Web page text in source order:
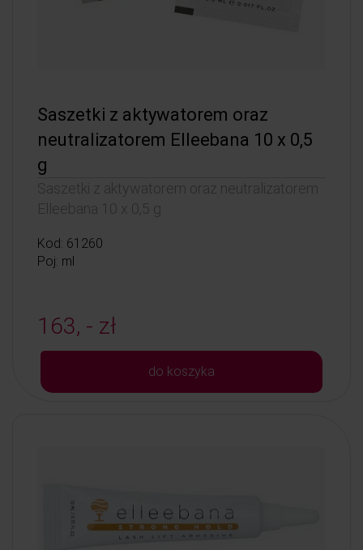
Saszetki z aktywatorem oraz
neutralizatorem Elleebana 10 x 0,5
g
Saszetki z aktywatorem oraz neutralizatorem
Elleebana 10 x 0,5 g
Kod: 61260
Poj: ml
163, - zł
do koszyka